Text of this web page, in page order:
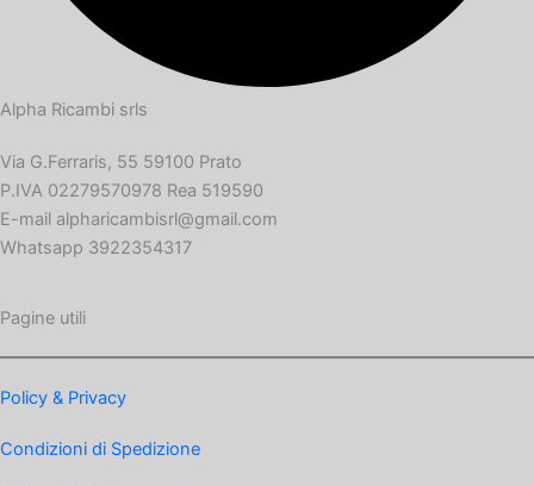
Alpha Ricambi srls
Via G.Ferraris, 55 59100 Prato
P.IVA 02279570978 Rea 519590
E-mail alpharicambisrl@gmail.com
Whatsapp 3922354317
Pagine utili
Policy & Privacy
Condizioni di Spedizione